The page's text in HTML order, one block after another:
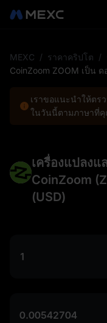
MEXC / ราคาคริปโต /
CoinZoom ZOOM เป็น
เราขอแนะนำให้ตร
ในวันนี้ตามภาษาที่คุ
เครื่องแปลงแ
CoinZoom
(USD)